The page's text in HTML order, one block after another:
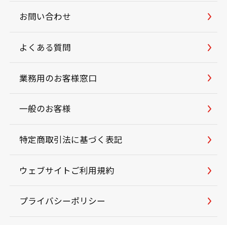
お問い合わせ
よくある質問
業務用のお客様窓口
一般のお客様
特定商取引法に基づく表記
ウェブサイトご利用規約
プライバシーポリシー